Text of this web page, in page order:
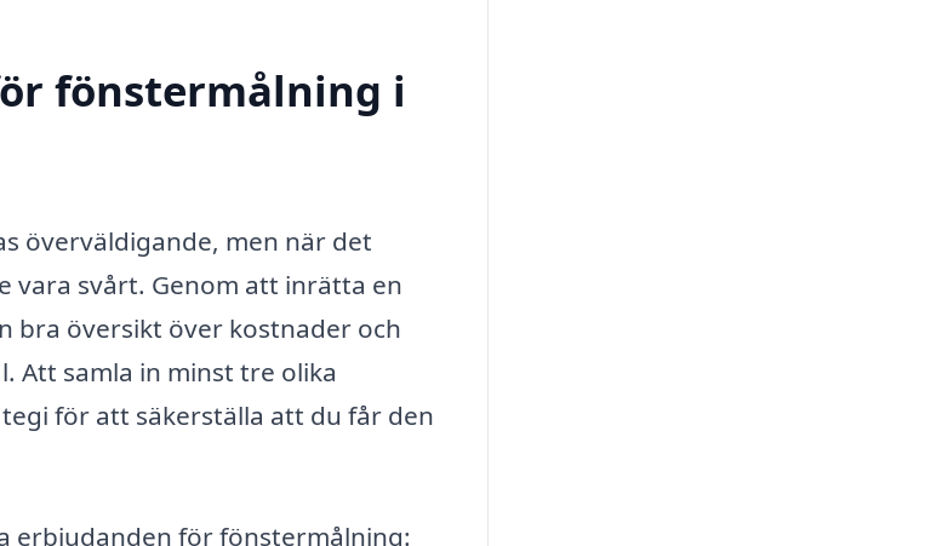
fönstermålning i
överväldigande, men när det
vara svårt. Genom att inrätta en
bra översikt över kostnader och
Att samla in minst tre olika
för att säkerställa att du får den
erbjudanden för fönstermålning: